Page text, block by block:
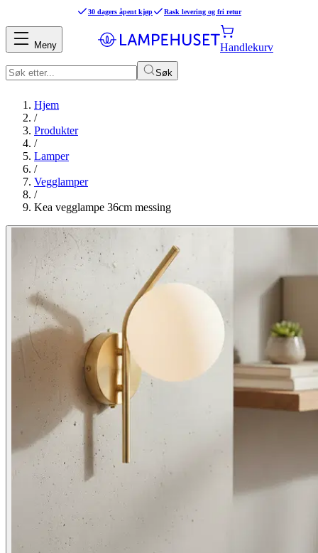
30 dagers åpent kjøp Rask levering og fri retur
Søk
Handlekurv
Meny
Hjem
/
Produkter
/
Lamper
/
Vegglamper
/
Kea vegglampe 36cm messing